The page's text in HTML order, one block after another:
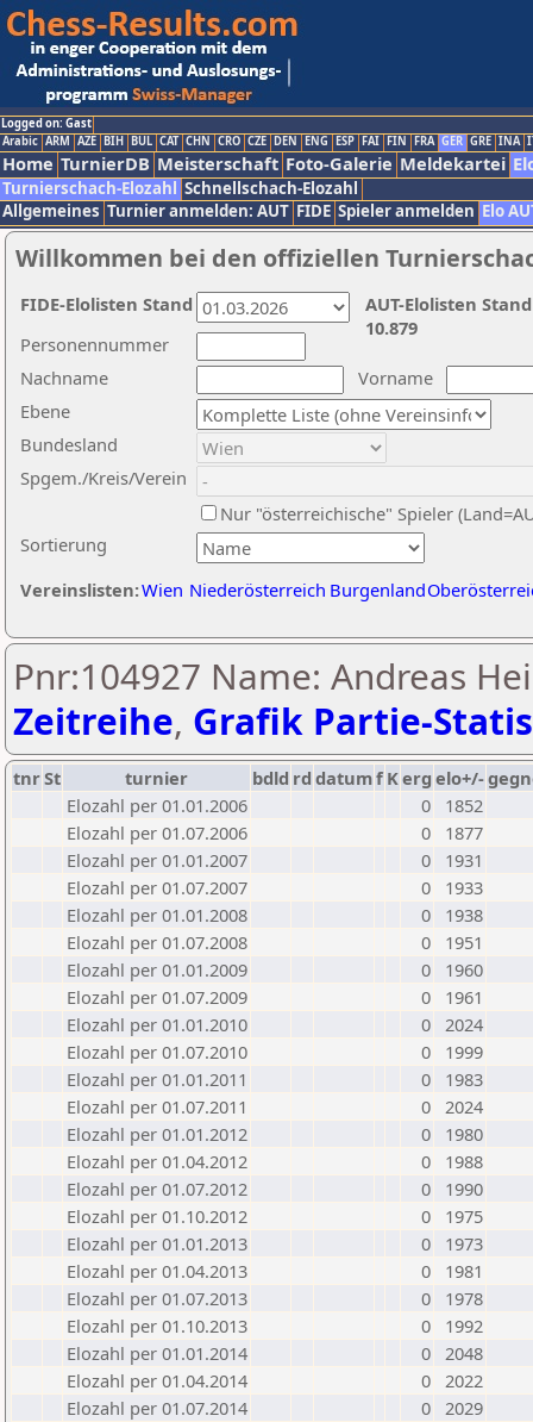
Logged on: Gast
Arabic ARM AZE BIH BUL CAT CHN CRO CZE DEN ENG ESP FAI FIN FRA GER GRE INA
Home TurnierDB Meisterschaft Foto-Galerie Meldekartei
Turnierschach-Elozahl Schnellschach-Elozahl
Allgemeines Turnier anmelden: AUT FIDE Spieler anmelden Elo
Willkommen bei den offiziellen
Nachname
Vorname
Ebene
Sortierung
Personennummer
Bundesland
Spgem./Kreis/Verein
Nur "österreichische" Spieler
Vereinslisten:Wien Niederösterreich Burgenland
AUT-Elolisten
10.879
FIDE-Elolisten Stand
Pnr:104927 Name: Andreas
Zeitreihe, Grafik Partie-
tnrSt turnier bdld rd datumf Kerg elo+/-
Elozahl per 01.01.2006
0
1852
Elozahl per 01.07.2006
0
1877
Elozahl per 01.01.2007
0
1931
Elozahl per 01.07.2007
0
1933
Elozahl per 01.01.2008
0
1938
Elozahl per 01.07.2008
0
1951
Elozahl per 01.01.2009
0
1960
Elozahl per 01.07.2009
0
1961
Elozahl per 01.01.2010
0 2024
Elozahl per 01.07.2010
0
1999
Elozahl per 01.01.2011
0
1983
Elozahl per 01.07.2011
0 2024
Elozahl per 01.01.2012
0
1980
Elozahl per 01.04.2012
0
1988
Elozahl per 01.07.2012
0
1990
Elozahl per 01.10.2012
0
1975
Elozahl per 01.01.2013
0
1973
Elozahl per 01.04.2013
0
1981
Elozahl per 01.07.2013
0
1978
Elozahl per 01.10.2013
0
1992
Elozahl per 01.01.2014
0 2048
Elozahl per 01.04.2014
0 2022
Elozahl per 01.07.2014
0 2029